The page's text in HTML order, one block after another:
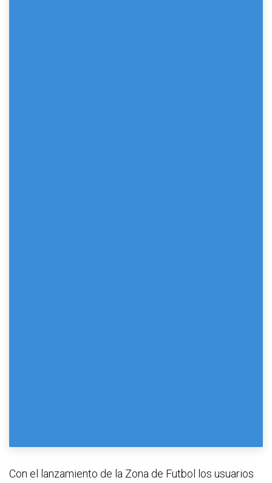
Con el lanzamiento de la Zona de Futbol los usuarios